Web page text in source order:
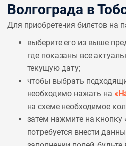
Волгограда в
Для приобретения билетов на
выберите его из выше
где показаны все
текущую дату;
чтобы выбрать
необходимо нажать на
на схеме необходимое
затем нажмите на кнопку
потребуется внести